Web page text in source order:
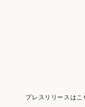
プレスリリースはこ